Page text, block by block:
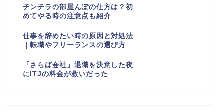
チンチラの部屋んぽの仕方は？初
めてやる時の注意点も紹介
仕事を辞めたい時の原因と対処法
｜転職やフリーランスの選び方
「さらば会社」退職を決意した夜
にITJの料金が救いだった